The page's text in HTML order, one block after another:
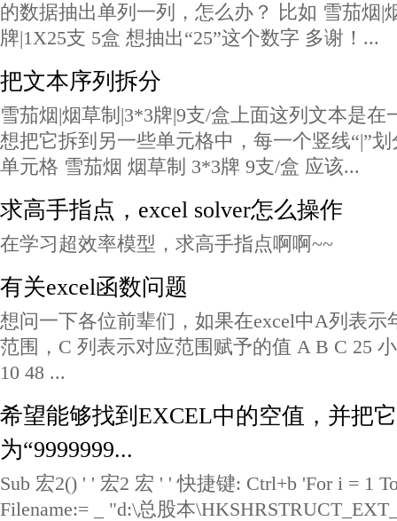
的数据抽出单列一列，怎么办？ 比如 雪茄烟|
牌|1X25支 5盒 想抽出“25”这个数字 多谢！...
把文本序列拆分
雪茄烟|烟草制|3*3牌|9支/盒上面这列文本是在
想把它拆到另一些单元格中，每一个竖线“|”
单元格 雪茄烟 烟草制 3*3牌 9支/盒 应该...
求高手指点，excel solver怎么操作
在学习超效率模型，求高手指点啊啊~~
有关excel函数问题
想问一下各位前辈们，如果在excel中A列表示
范围，C 列表示对应范围赋予的值 A B C 25
10 48 ...
希望能够找到EXCEL中的空值，并把
为“9999999...
Sub 宏2() ' ' 宏2 宏 ' ' 快捷键: Ctrl+b 'For i = 1
Filename:= _ "d:\总股本